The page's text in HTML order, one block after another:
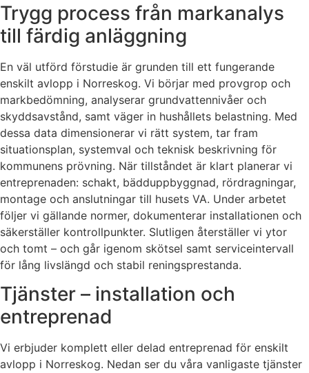
Trygg process från markanalys
till färdig anläggning
En väl utförd förstudie är grunden till ett fungerande
enskilt avlopp i Norreskog. Vi börjar med provgrop och
markbedömning, analyserar grundvattennivåer och
skyddsavstånd, samt väger in hushållets belastning. Med
dessa data dimensionerar vi rätt system, tar fram
situationsplan, systemval och teknisk beskrivning för
kommunens prövning. När tillståndet är klart planerar vi
entreprenaden: schakt, bädduppbyggnad, rördragningar,
montage och anslutningar till husets VA. Under arbetet
följer vi gällande normer, dokumenterar installationen och
säkerställer kontrollpunkter. Slutligen återställer vi ytor
och tomt – och går igenom skötsel samt serviceintervall
för lång livslängd och stabil reningsprestanda.
Tjänster – installation och
entreprenad
Vi erbjuder komplett eller delad entreprenad för enskilt
avlopp i Norreskog. Nedan ser du våra vanligaste tjänster